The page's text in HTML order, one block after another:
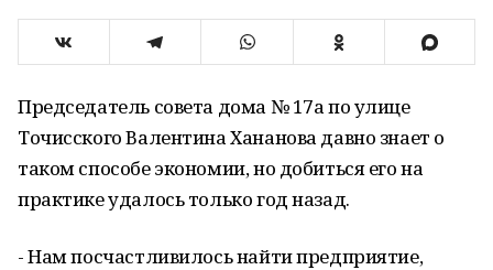
Председатель совета дома № 17а по улице
Точисского Валентина Хананова давно знает о
таком способе экономии, но добиться его на
практике удалось только год назад.
- Нам посчастливилось найти предприятие,